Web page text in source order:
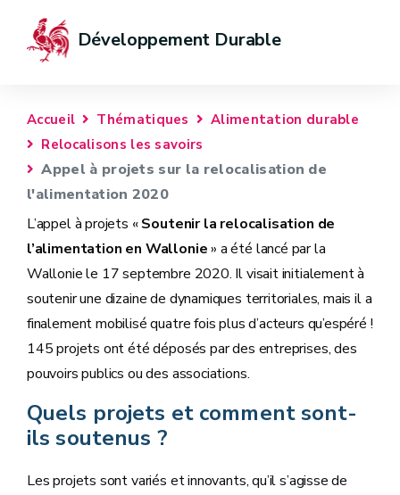
Développement Durable
Accueil Thématiques
Alimentation durable
Relocalisons les savoirs
Appel à projets sur la relocalisation de
l'alimentation 2020
L’appel à projets «Soutenir la relocalisation de
l’alimentation en Wallonie» a été lancé par la
Wallonie le 17 septembre 2020. Il visait initialement à
soutenir une dizaine de dynamiques territoriales, mais il a
finalement mobilisé quatre fois plus d’acteurs qu’espéré !
145 projets ont été déposés par des entreprises, des
pouvoirs publics ou des associations.
Quels projets et comment sont-
ils soutenus ?
Les projets sont variés et innovants, qu’il s’agisse de